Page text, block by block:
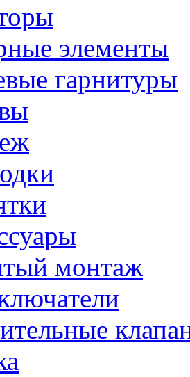
элементы
гарнитуры
монтаж